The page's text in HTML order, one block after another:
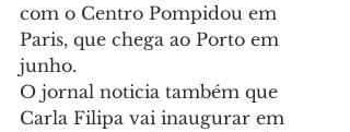
com o Centro Pompidou em
Paris, que chega ao Porto em
junho.
O jornal noticia também que
Carla Filipa vai inaugurar em